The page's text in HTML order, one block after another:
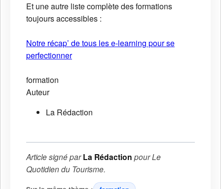
Et une autre liste complète des formations
toujours accessibles :
Notre récap’ de tous les e-learning pour se
perfectionner
formation
Auteur
La Rédaction
Article signé parLa Rédaction pourLe
Quotidien du Tourisme.